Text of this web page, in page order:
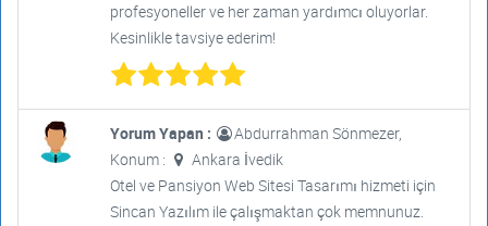
profesyoneller ve her zaman yardımcı oluyorlar.
Kesinlikle tavsiye ederim!
Yorum Yapan :
Abdurrahman Sönmezer,
Konum :
Ankara İvedik
Otel ve Pansiyon Web Sitesi Tasarımı hizmeti için
Sincan Yazılım ile çalışmaktan çok memnunuz.